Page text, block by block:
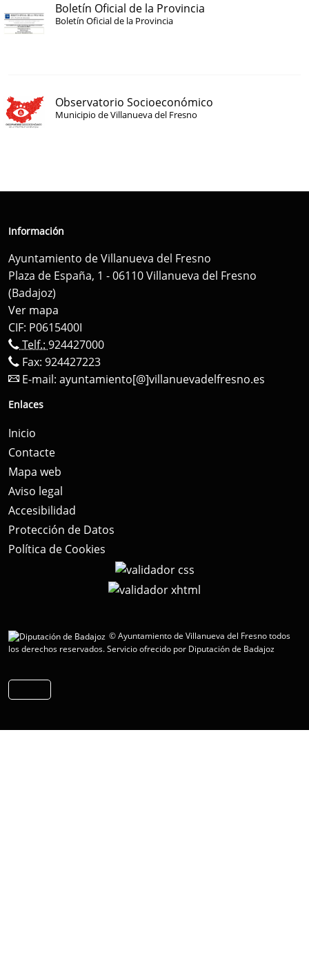
Boletín Oficial de la Provincia
Boletín Oficial de la Provincia
Observatorio Socioeconómico
Municipio de Villanueva del Fresno
Información
Ayuntamiento de Villanueva del Fresno
Plaza de España, 1 - 06110 Villanueva del Fresno
(Badajoz)
Ver mapa
CIF: P0615400I
Telf.: 924427000
Fax: 924427223
E-mail: ayuntamiento[@]villanuevadelfresno.es
Enlaces
Inicio
Contacte
Mapa web
Aviso legal
Accesibilidad
Protección de Datos
Política de Cookies
© Ayuntamiento de Villanueva del Fresno todos
los derechos reservados.Servicio ofrecido por Diputación de Badajoz